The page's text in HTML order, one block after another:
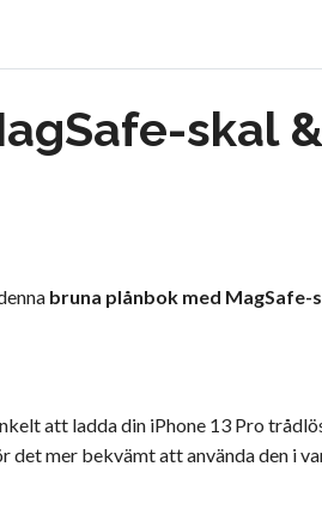
skal
bruna plånbok med MagSafe-
att ladda din iPhone 13 Pro
det mer bekvämt att använda den i